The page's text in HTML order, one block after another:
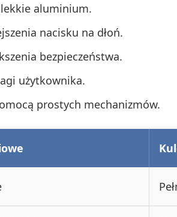
aluminium.
nacisku na dłoń.
bezpieczeństwa.
użytkownika.
prostych mechanizmów.